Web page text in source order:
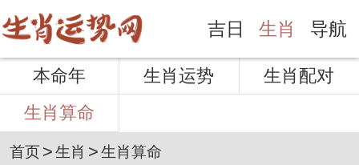
吉日 生肖 导航
本命年 生肖运势
生肖配对
生肖算命
首页>生肖 >生肖算命